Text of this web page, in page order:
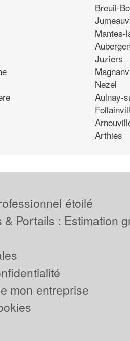
Breuil-
Mantes-
Juziers
Nezel
Aulnay-
Arthies
étoilé
Portails : Estimation
mon entreprise